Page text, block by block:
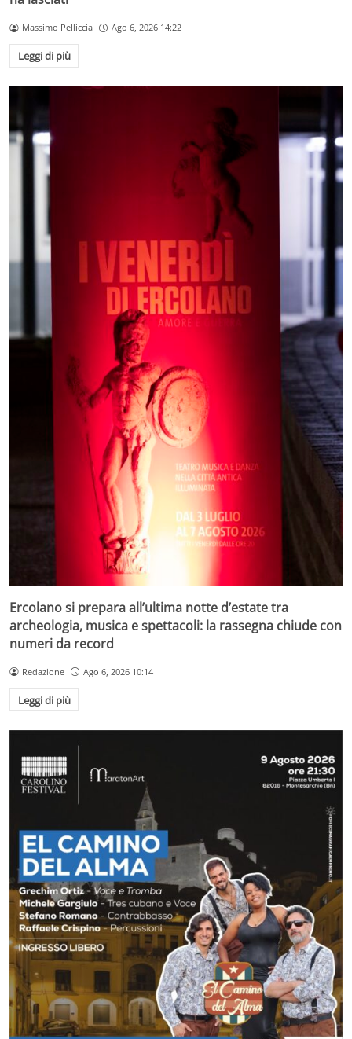
Massimo Pelliccia Ago 6, 2026 14:22
Leggi di più
Ercolano si prepara all’ultima notte d’estate tra
archeologia, musica e spettacoli: la rassegna chiude con
numeri da record
Redazione Ago 6, 2026 10:14
Leggi di più